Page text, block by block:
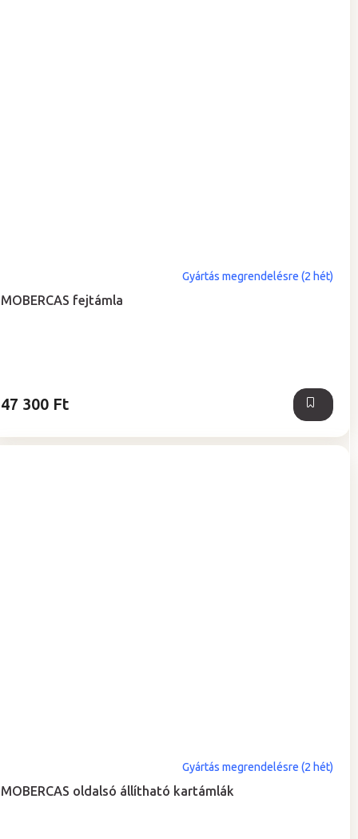
MOBERCAS fejtámla
Gyártás megrendelésre (2 hét)
47 300 Ft
MOBERCAS oldalsó állítható kartámlák
Gyártás megrendelésre (2 hét)